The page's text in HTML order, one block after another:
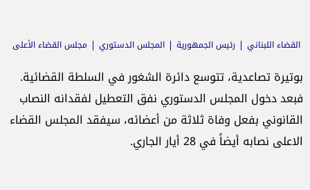
القضاء اللبناني رئيس الجمهورية المجلس الدستوري
مجلس القضاء الأعلى
بوتيرة تصاعدية، تتوسع دائرة الشغور في السلطة القضائية.
فبعد دخول المجلس الدستوري نفق التعطيل لفقدانه النصاب
القانوني بفعل وفاة ثلاثة من أعضائه، سيفقد المجلس القضاء
الاعلى نصابه أيضاً في 28 أيار الجاري.